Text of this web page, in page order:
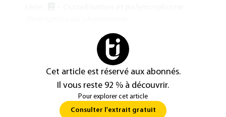
Cet article est réservé aux abonnés.
Il vous reste 92 % à découvrir.
Pour explorer cet article
Consulter l'extrait gratuit